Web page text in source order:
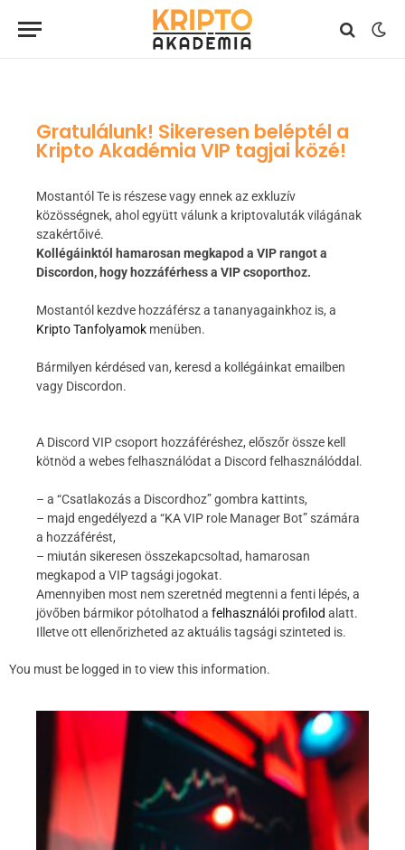
Gratulálunk! Sikeresen beléptél a
Kripto Akadémia VIP tagjai közé! ​
Mostantól Te is részese vagy ennek az exkluzív
közösségnek, ahol együtt válunk a kriptovaluták világának
szakértőivé.
Kollégáinktól hamarosan megkapod a VIP rangot a
Discordon, hogy hozzáférhess a VIP csoporthoz.
Mostantól kezdve hozzáférsz a tananyagainkhoz is, a
Kripto Tanfolyamok menüben.
Bármilyen kérdésed van, keresd a kollégáinkat emailben
vagy Discordon.
A Discord VIP csoport hozzáféréshez, előszőr össze kell
kötnöd a webes felhasználódat a Discord felhasználóddal.
– a “Csatlakozás a Discordhoz” gombra kattints,
– majd engedélyezd a “KA VIP role Manager Bot” számára
a hozzáférést,
– miután sikeresen összekapcsoltad, hamarosan
megkapod a VIP tagsági jogokat.
Amennyiben most nem szeretnéd megtenni a fenti lépés, a
jövőben bármikor pótolhatod a felhasználói profilod alatt.
Illetve ott ellenőrizheted az aktuális tagsági szinteted is.
You must be logged in to view this information.